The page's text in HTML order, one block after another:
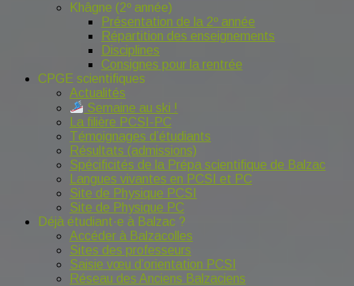
Khâgne (2º année)
Présentation de la 2º année
Répartition des enseignements
Disciplines
Consignes pour la rentrée
CPGE scientifiques
Actualités
Semaine au ski !
La filière PCSI-PC
Témoignages d’étudiants
Résultats (admissions)
Spécificités de la Prépa scientifique de Balzac
Langues vivantes en PCSI et PC
Site de Physique PCSI
Site de Physique PC
Déjà étudiant·e à Balzac ?
Accéder à Balzacolles
Sites des professeurs
Saisie vœu d’orientation PCSI
Réseau des Anciens Balzaciens